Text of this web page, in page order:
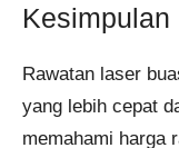
Kesimpulan
Rawatan laser
yang lebih cepat
memahami harga